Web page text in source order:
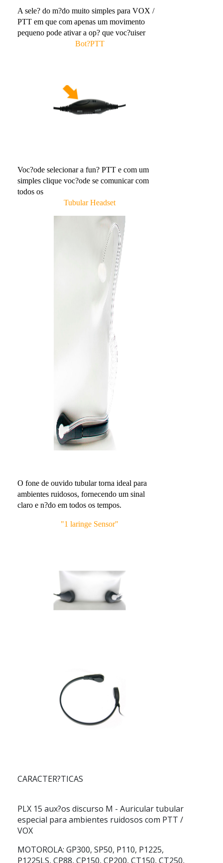
A sele? do m?do muito simples para VOX /
PTT em que com apenas um movimento
pequeno pode ativar a op? que voc?uiser
Bot?PTT
Voc?ode selecionar a fun? PTT e com um
simples clique voc?ode se comunicar com
todos os
Tubular Headset
O fone de ouvido tubular torna ideal para
ambientes ruidosos, fornecendo um sinal
claro e n?do em todos os tempos.
"1 laringe Sensor"
CARACTER?TICAS
PLX 15 aux?os discurso M - Auricular tubular
especial para ambientes ruidosos com PTT /
VOX
MOTOROLA: GP300, SP50, P110, P1225,
P1225LS, CP88, CP150, CP200, CT150, CT250,